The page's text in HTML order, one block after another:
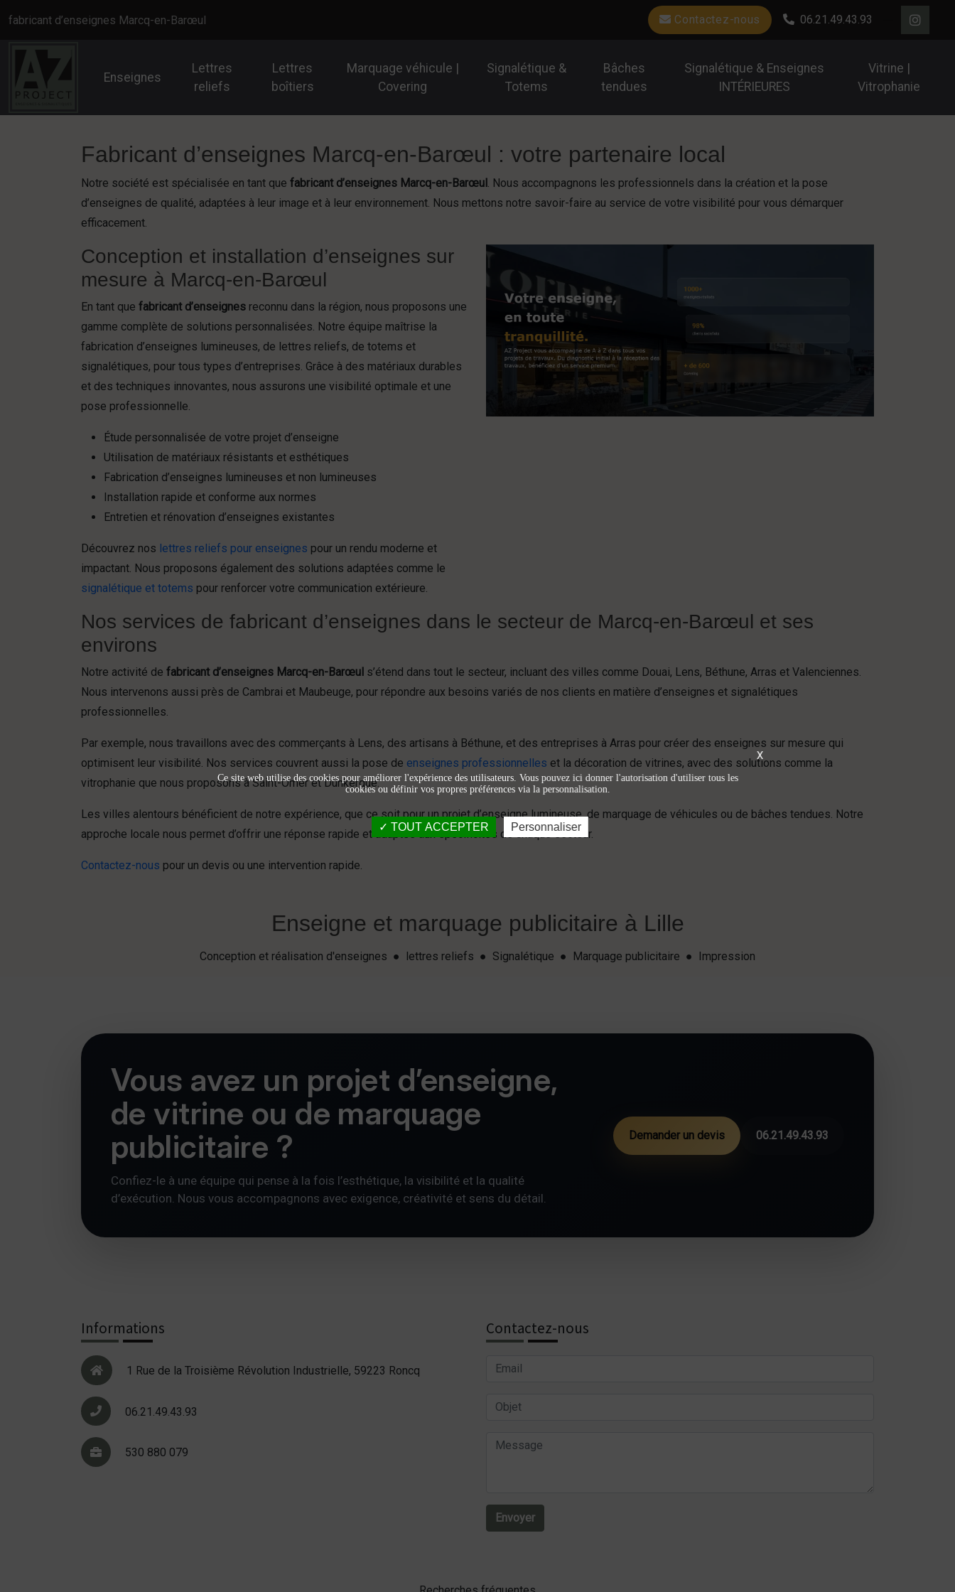
fabricant d’enseignes Marcq-en-Barœul Contactez-nous 06.21.49.43.93
Enseignes
Lettres
reliefs
Lettres
boîtiers
Marquage véhicule |
Covering
Signalétique &
Totems
Bâches
tendues
Signalétique & Enseignes
INTÉRIEURES
Vitrine |
Vitrophanie
Fabricant d’enseignes Marcq-en-Barœul : votre partenaire local
Notre société est spécialisée en tant que fabricant d’enseignes Marcq-en-Barœul . Nous accompagnons les professionnels dans la création et la pose
d’enseignes de qualité, adaptées à leur image et à leur environnement. Nous mettons notre savoir-faire au service de votre visibilité pour vous démarquer
efficacement.
Conception et installation d’enseignes sur
mesure à Marcq-en-Barœul
En tant que fabricant d’enseignes reconnu dans la région, nous proposons une
gamme complète de solutions personnalisées. Notre équipe maîtrise la
fabrication d’enseignes lumineuses, de lettres reliefs, de totems et
signalétiques, pour tous types d’entreprises. Grâce à des matériaux durables
et des techniques innovantes, nous assurons une visibilité optimale et une
pose professionnelle.
Étude personnalisée de votre projet d’enseigne
Utilisation de matériaux résistants et esthétiques
Fabrication d’enseignes lumineuses et non lumineuses
Installation rapide et conforme aux normes
Entretien et rénovation d’enseignes existantes
Découvrez nos lettres reliefs pour enseignes pour un rendu moderne et
impactant. Nous proposons également des solutions adaptées comme le
signalétique et totems pour renforcer votre communication extérieure.
Nos services de fabricant d’enseignes dans le secteur de Marcq-en-Barœul et ses
environs
Notre activité de fabricant d’enseignes Marcq-en-Barœul s’étend dans tout le secteur, incluant des villes comme Douai, Lens, Béthune, Arras et Valenciennes.
Nous intervenons aussi près de Cambrai et Maubeuge, pour répondre aux besoins variés de nos clients en matière d’enseignes et signalétiques
professionnelles.
Par exemple, nous travaillons avec des commerçants à Lens, des artisans à Béthune, et des entreprises à Arras pour créer des enseignes sur mesure qui
optimisent leur visibilité. Nos services couvrent aussi la pose de enseignes professionnelles et la décoration de vitrines, avec des solutions comme la
vitrophanie que nous proposons à Saint-Omer et Dunkerque.
Les villes alentours bénéficient de notre expérience, que ce soit pour un projet d’enseigne lumineuse, de marquage de véhicules ou de bâches tendues. Notre
approche locale nous permet d’offrir une réponse rapide et adaptée aux spécificités de chaque secteur.
Contactez-nous pour un devis ou une intervention rapide.
Enseigne et marquage publicitaire à Lille
Conception et réalisation d'enseignes ● lettres reliefs ● Signalétique ● Marquage publicitaire ● Impression
Vous avez un projet d’enseigne,
de vitrine ou de marquage
publicitaire ?
Confiez-le à une équipe qui pense à la fois l’esthétique, la visibilité et la qualité
d’exécution. Nous vous accompagnons avec exigence, créativité et sens du détail.
Demander un devis 06.21.49.43.93
Informations
1 Rue de la Troisième Révolution Industrielle, 59223 Roncq
06.21.49.43.93
530 880 079
Contactez-nous
Envoyer
X
Ce site web utilise des cookies pour améliorer l'expérience des utilisateurs. Vous pouvez ici donner l'autorisation d'utiliser tous les
cookies ou définir vos propres préférences via la personnalisation.
TOUT ACCEPTER Personnaliser